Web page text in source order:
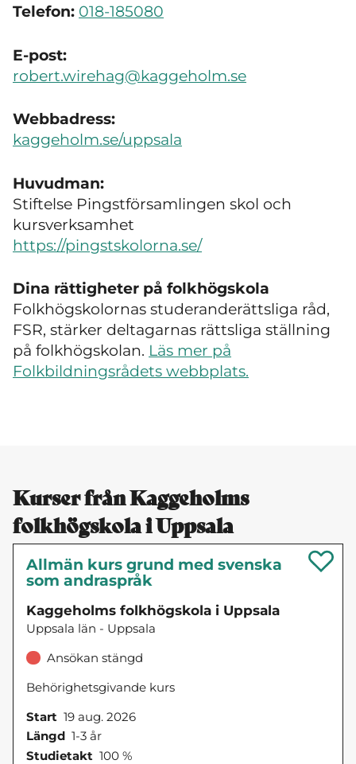
Telefon: 018-185080
E-post:
robert.wirehag@kaggeholm.se
Webbadress:
kaggeholm.se/uppsala
Huvudman:
Stiftelse Pingstförsamlingen skol och
kursverksamhet
https://pingstskolorna.se/
Dina rättigheter på folkhögskola
Folkhögskolornas studeranderättsliga råd,
FSR, stärker deltagarnas rättsliga ställning
på folkhögskolan. Läs mer på
Folkbildningsrådets webbplats.
Kurser från Kaggeholms
folkhögskola i Uppsala
Allmän kurs grund med svenska
som andraspråk
Kaggeholms folkhögskola i Uppsala
Uppsala län - Uppsala
Ansökan stängd
Behörighetsgivande kurs
Start 19 aug. 2026
Längd 1-3 år
Studietakt 100 %